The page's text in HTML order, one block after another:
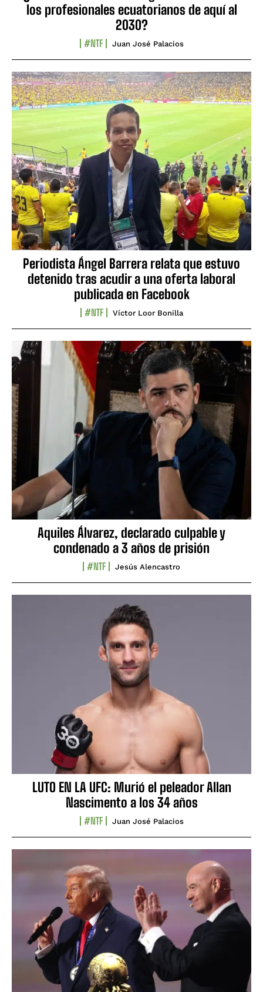
los profesionales ecuatorianos de aquí al
2030?
#NTF Juan José Palacios
Periodista Ángel Barrera relata que estuvo
detenido tras acudir a una oferta laboral
publicada en Facebook
#NTF Víctor Loor Bonilla
Aquiles Álvarez, declarado culpable y
condenado a 3 años de prisión
#NTF Jesús Alencastro
LUTO EN LA UFC: Murió el peleador Allan
Nascimento a los 34 años
#NTF Juan José Palacios